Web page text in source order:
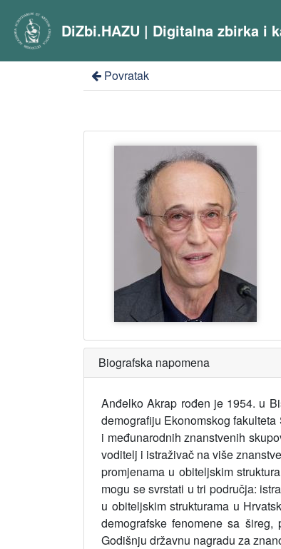
DiZbi.HAZU | Digitalna zbirka i
Povratak
Biografska napomena
Anđelko Akrap rođen je 1954. u
demografiju Ekonomskog
i međunarodnih znanstvenih
voditelj i istraživač na više
promjenama u obiteljskim
mogu se svrstati u tri područja:
u obiteljskim strukturama u
demografske fenomene sa
Godišnju državnu nagradu za